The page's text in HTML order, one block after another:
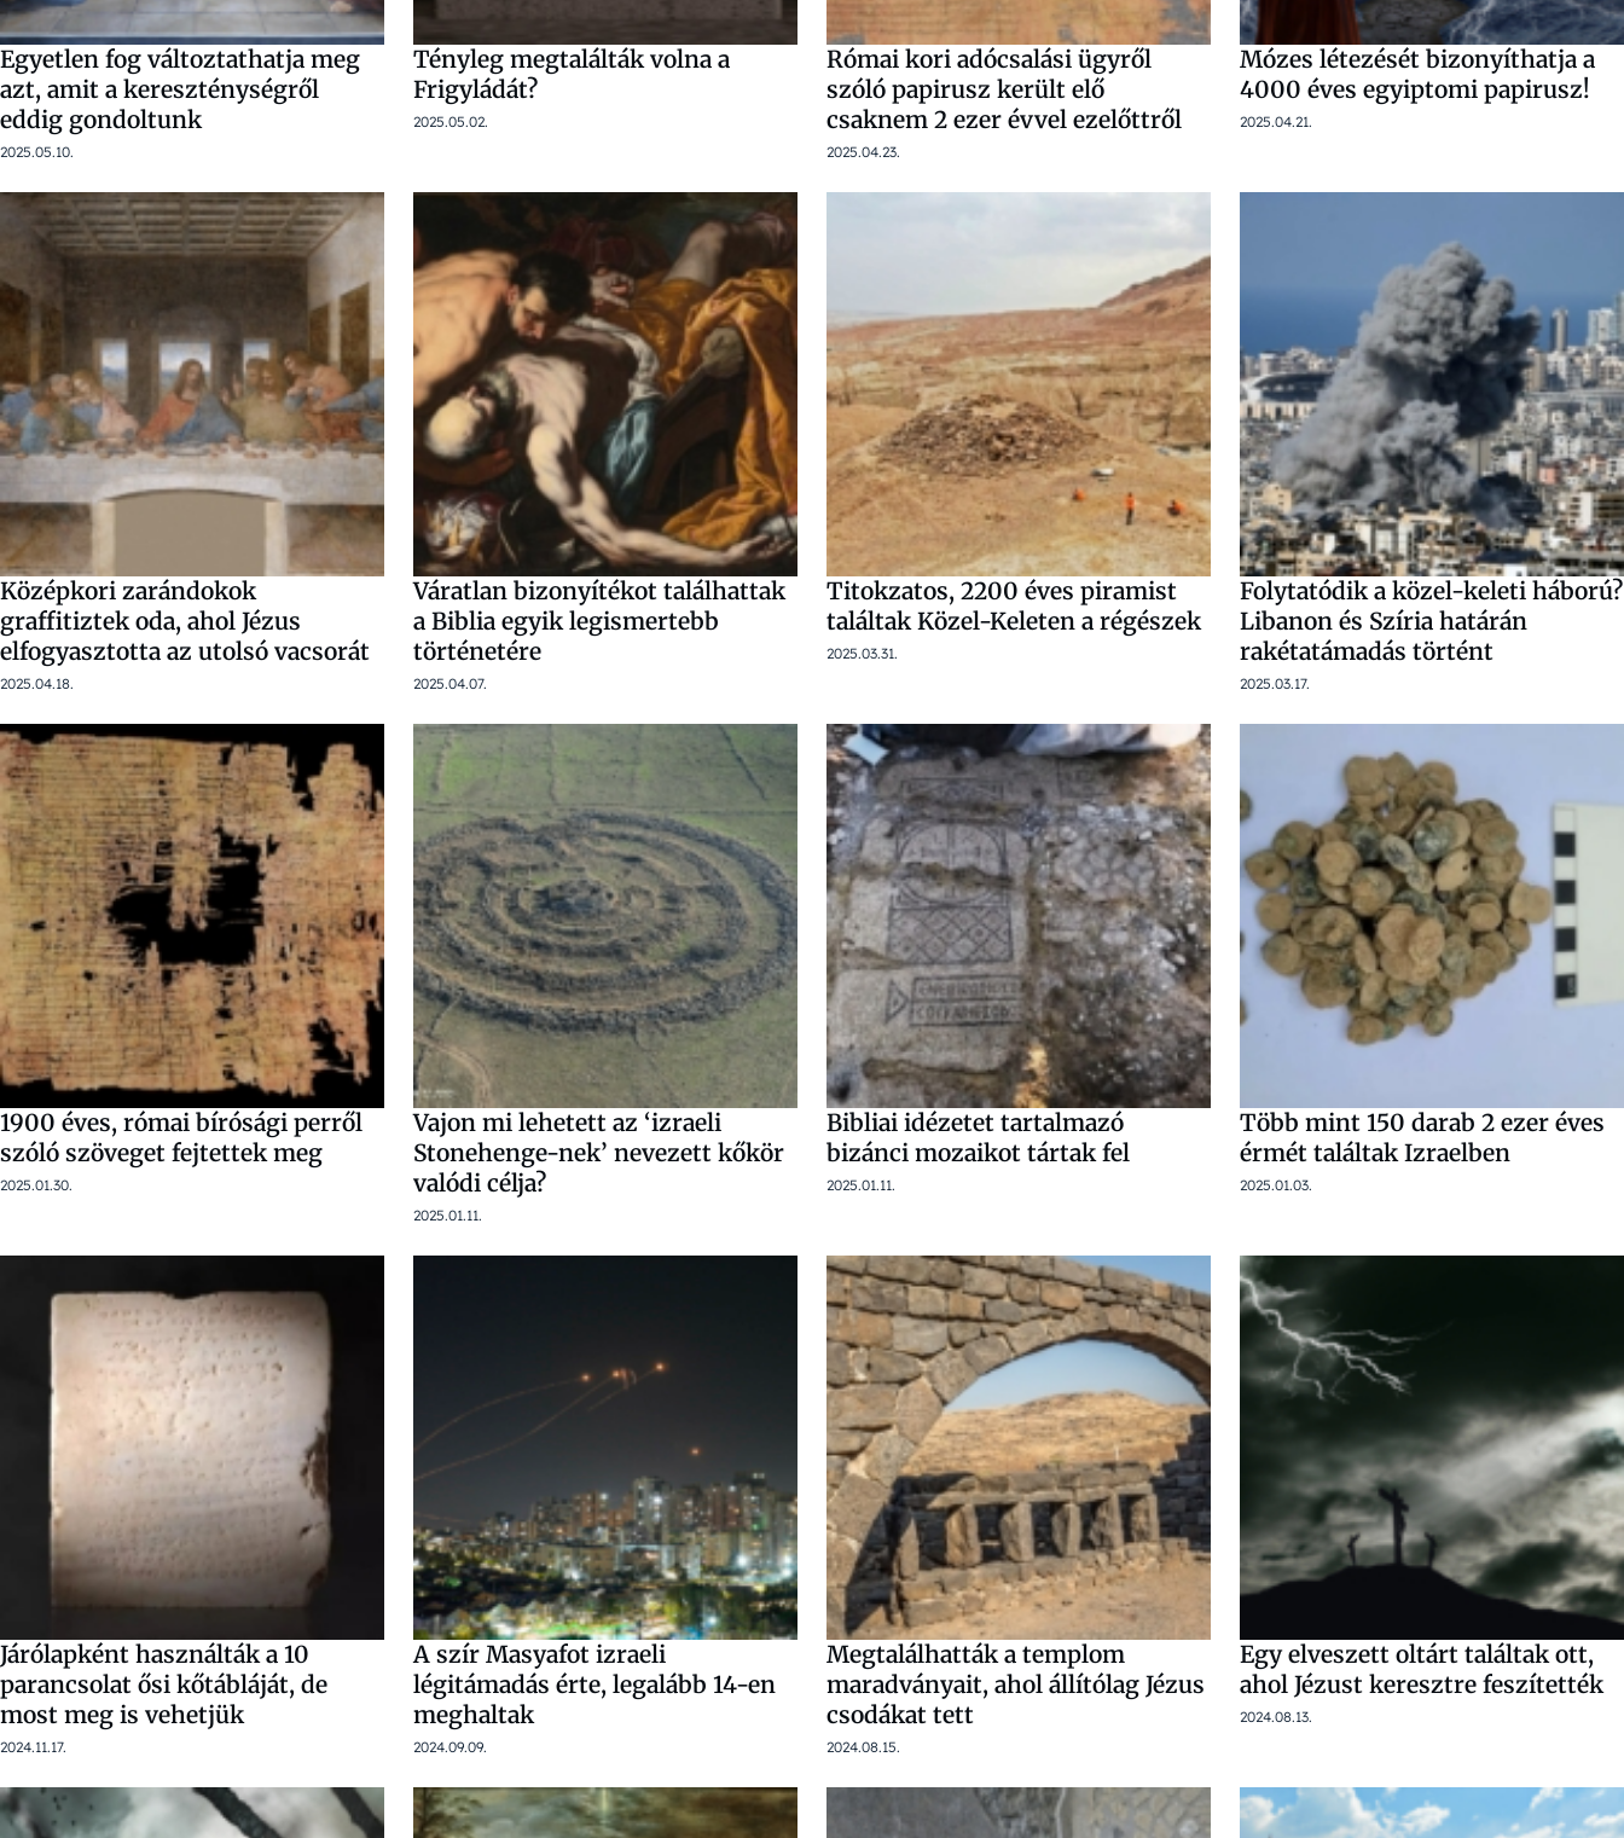
Egyetlen fog változtathatja meg
azt, amit a kereszténységről
eddig gondoltunk
2025.05.10.
Tényleg megtalálták volna a
Frigyládát?
2025.05.02.
Római kori adócsalási ügyről
szóló papirusz került elő
csaknem 2 ezer évvel ezelőttről
2025.04.23.
Mózes létezését bizonyíthatja a
4000 éves egyiptomi papirusz!
2025.04.21.
Középkori zarándokok
graffitiztek oda, ahol Jézus
elfogyasztotta az utolsó vacsorát
2025.04.18.
Váratlan bizonyítékot találhattak
a Biblia egyik legismertebb
történetére
2025.04.07.
Titokzatos, 2200 éves piramist
találtak Közel-Keleten a régészek
2025.03.31.
Folytatódik a közel-keleti háború?
Libanon és Szíria határán
rakétatámadás történt
2025.03.17.
1900 éves, római bírósági perről
szóló szöveget fejtettek meg
2025.01.30.
Vajon mi lehetett az ‘izraeli
Stonehenge-nek’ nevezett kőkör
valódi célja?
2025.01.11.
Bibliai idézetet tartalmazó
bizánci mozaikot tártak fel
2025.01.11.
Több mint 150 darab 2 ezer éves
érmét találtak Izraelben
2025.01.03.
Járólapként használták a 10
parancsolat ősi kőtábláját, de
most meg is vehetjük
2024.11.17.
A szír Masyafot izraeli
légitámadás érte, legalább 14-en
meghaltak
2024.09.09.
Megtalálhatták a templom
maradványait, ahol állítólag Jézus
csodákat tett
2024.08.15.
Egy elveszett oltárt találtak ott,
ahol Jézust keresztre feszítették
2024.08.13.